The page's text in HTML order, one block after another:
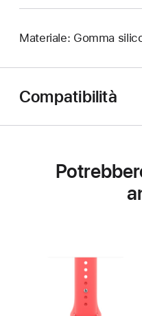
Materiale: Gomma
Compatibilità